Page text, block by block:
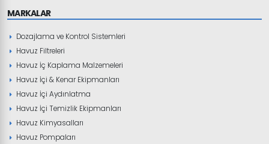
MARKALAR
Dozajlama ve Kontrol Sistemleri
Havuz Filtreleri
Havuz İç Kaplama Malzemeleri
Havuz İçi & Kenar Ekipmanları
Havuz İçi Aydınlatma
Havuz İçi Temizlik Ekipmanları
Havuz Kimyasalları
Havuz Pompaları